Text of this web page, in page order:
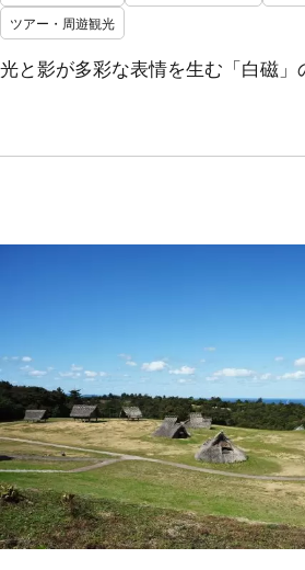
ツアー・周遊観光
光と影が多彩な表情を生む「白磁」